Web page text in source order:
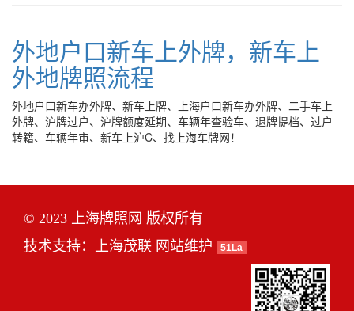
外地户口新车上外牌，新车上
外地牌照流程
外地户口新车办外牌、新车上牌、上海户口新车办外牌、二手车上
外牌、沪牌过户、沪牌额度延期、车辆年查验车、退牌提档、过户
转籍、车辆年审、新车上沪C、找上海车牌网！
© 2023 上海牌照网 版权所有
技术支持： 上海茂联 网站维护 51La